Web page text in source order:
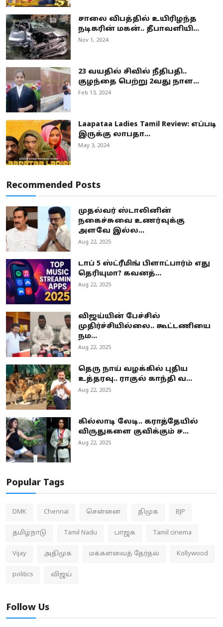
சாலை விபத்தில் உயிரிழந்த
நடிகரின் மகன்.. தீபாவளியி...
Nov 1, 2024
23 வயதில் சிவில் நீதிபதி..
குழந்தை பெற்று 2வது நாள...
Feb 13, 2024
Laapataa Ladies Tamil Review: எப்படி
இருக்கு லாபதா...
May 3, 2024
Recommended Posts
முதல்வர் ஸ்டாலினின்
நகைச்சுவை உணர்வுக்கு
அளவே இல்ல...
Aug 22, 2025
டாப் 5 ஸ்ட்ரீமிங் பிளாட்பார்ம் எது
தெரியுமா? கவனத்...
Aug 22, 2025
விஜய்யின் பேச்சில்
முதிர்ச்சியில்லை.. கூட்டணியை
நம...
Aug 22, 2025
தெரு நாய் வழக்கில் புதிய
உத்தரவு.. ராகுல் காந்தி வ...
Aug 22, 2025
கில்லாடி லேடி.. கராத்தேயில்
விருதுகளை குவிக்கும் ச...
Aug 22, 2025
Popular Tags
DMK Chennai சென்னை திமுக BJP
தமிழ்நாடு Tamil Nadu பாஜக Tamil cinema
Vijay அதிமுக மக்களவைத் தேர்தல் Kollywood
politics விஜய்
Follow Us